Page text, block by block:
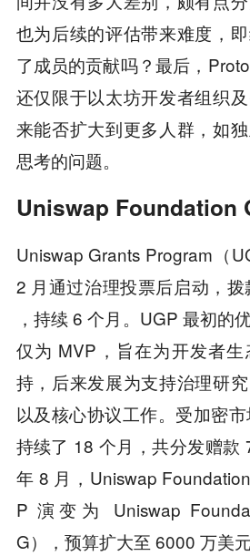
也为后续的评估带来难度，
了成员的贡献吗？最后，
还仅限于以太坊开发者组织
来能否扩大到更多人群，如
思考的问题。
Uniswap Foundation
Uniswap Grants Program （
2 月通过治理投票后启动，
，持续 6 个月。UGP 最初的
仅为 MVP，旨在为开发者
持，后来发展为支持治理研
以及核心协议工作。受加密
持续了 18 个月，共分发赠款
年 8 月，Uniswap
P 演变为 Uniswap
G），预算扩大至 6000 万美